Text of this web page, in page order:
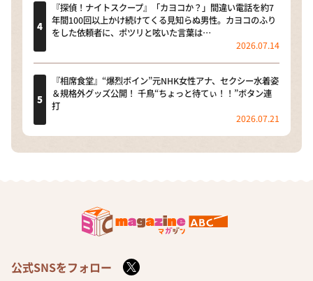
『探偵！ナイトスクープ』「カヨコか？」間違い電話を約7
年間100回以上かけ続けてくる見知らぬ男性。カヨコのふり
をした依頼者に、ポツリと呟いた言葉は…
2026.07.14
『相席食堂』“爆烈ボイン”元NHK女性アナ、セクシー水着姿
＆規格外グッズ公開！ 千鳥“ちょっと待てぃ！！”ボタン連
打
2026.07.21
公式SNSをフォロー